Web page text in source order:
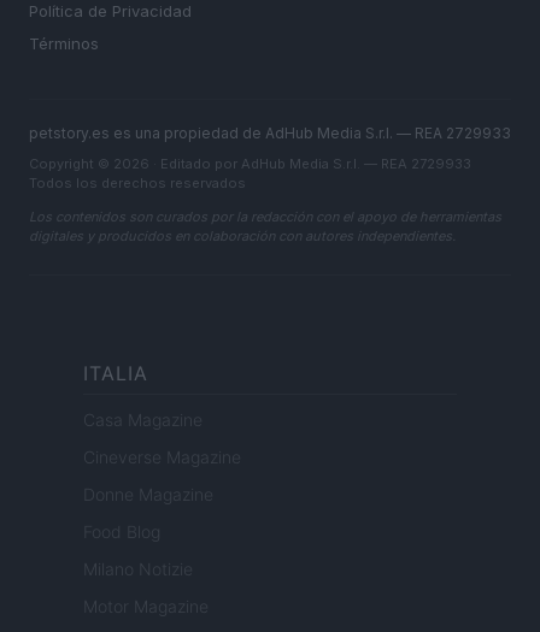
Política de Privacidad
Términos
petstory.es es una propiedad de AdHub Media S.r.l. — REA 2729933
Copyright © 2026 · Editado por AdHub Media S.r.l. — REA 2729933
Todos los derechos reservados
Los contenidos son curados por la redacción con el apoyo de herramientas
digitales y producidos en colaboración con autores independientes.
ITALIA
Casa Magazine
Cineverse Magazine
Donne Magazine
Food Blog
Milano Notizie
Motor Magazine